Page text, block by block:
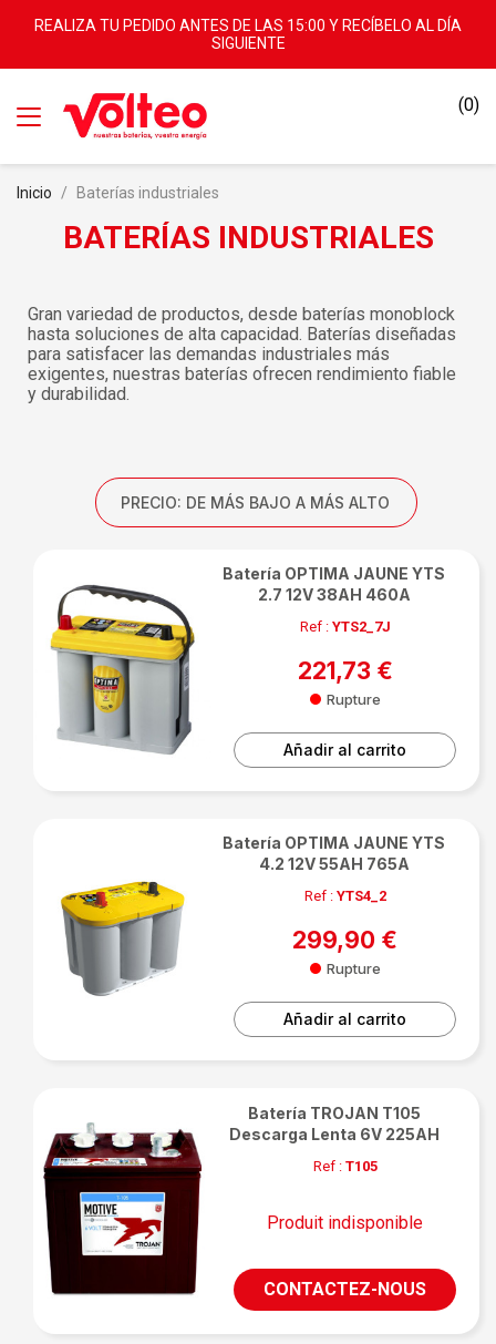
REALIZA TU PEDIDO ANTES DE LAS 15:00 Y RECÍBELO AL DÍA
SIGUIENTE
(0)
Inicio Baterías industriales
BATERÍAS INDUSTRIALES
Gran variedad de productos, desde baterías monoblock
hasta soluciones de alta capacidad. Baterías diseñadas
para satisfacer las demandas industriales más
exigentes, nuestras baterías ofrecen rendimiento fiable
y durabilidad.
PRECIO: DE MÁS BAJO A MÁS ALTO
Batería OPTIMA JAUNE YTS
2.7 12V 38AH 460A
Ref : YTS2_7J
221,73 €
Rupture
Añadir al carrito
Batería OPTIMA JAUNE YTS
4.2 12V 55AH 765A
Ref : YTS4_2
299,90 €
Rupture
Añadir al carrito
Batería TROJAN T105
Descarga Lenta 6V 225AH
Ref : T105
Produit indisponible
CONTACTEZ-NOUS